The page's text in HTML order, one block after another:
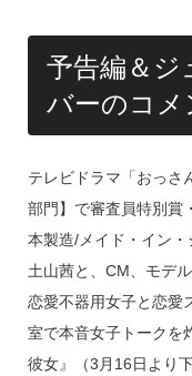
予告編＆ジ
バーのコメ
テレビドラマ「おっさ
部門】で審査員特別賞
本製造/メイド・イン
土山茜と、CM、モデ
恋愛不器用女子と恋愛
室で本音女子トークを
彼女』（3月16日より